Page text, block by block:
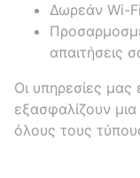
Δωρεάν Wi-
απαιτήσεις
Οι υπηρεσίες
εξασφαλίζουν μια
όλους τους